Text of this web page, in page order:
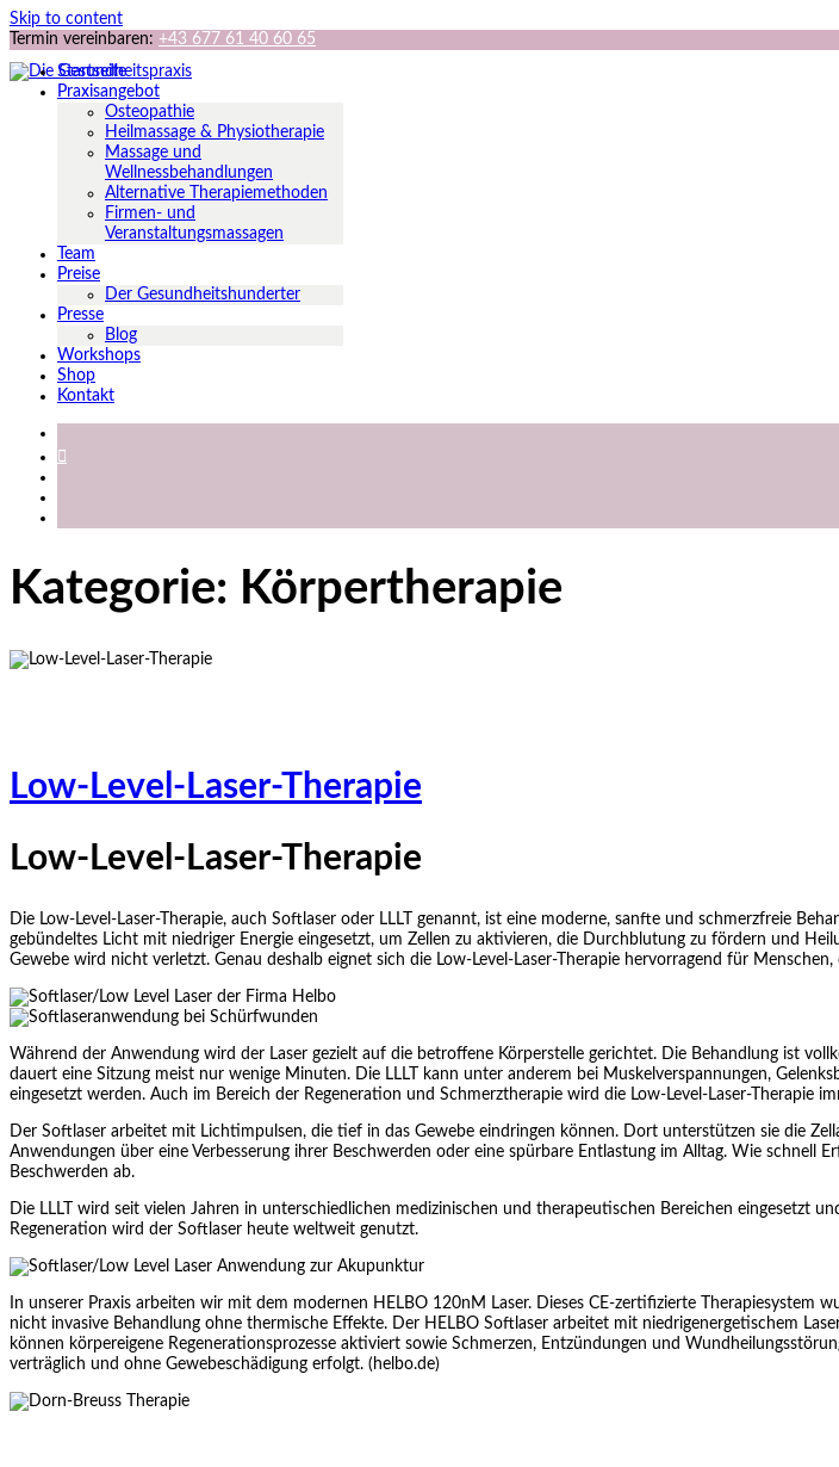
Skip to content
Termin vereinbaren: +43 677 61 40 60 65
Startseite
Praxisangebot
Osteopathie
Heilmassage & Physiotherapie
Massage und
Wellnessbehandlungen
Alternative Therapiemethoden
Firmen- und
Veranstaltungsmassagen
Team
Preise
Der Gesundheitshunderter
Presse
Blog
Workshops
Shop
Kontakt
Kategorie: Körpertherapie
Low-Level-Laser-Therapie
Low-Level-Laser-Therapie
Die Low-Level-Laser-Therapie, auch Softlaser oder LLLT genannt, ist eine moderne, sanfte und schmerzfreie
gebündeltes Licht mit niedriger Energie eingesetzt, um Zellen zu aktivieren, die Durchblutung zu fördern und
Gewebe wird nicht verletzt. Genau deshalb eignet sich die Low-Level-Laser-Therapie hervorragend für
Während der Anwendung wird der Laser gezielt auf die betroffene Körperstelle gerichtet. Die Behandlung ist
dauert eine Sitzung meist nur wenige Minuten. Die LLLT kann unter anderem bei Muskelverspannungen,
eingesetzt werden. Auch im Bereich der Regeneration und Schmerztherapie wird die Low-Level-Laser-Therapie
Der Softlaser arbeitet mit Lichtimpulsen, die tief in das Gewebe eindringen können. Dort unterstützen sie die
Anwendungen über eine Verbesserung ihrer Beschwerden oder eine spürbare Entlastung im Alltag. Wie
Beschwerden ab.
Die LLLT wird seit vielen Jahren in unterschiedlichen medizinischen und therapeutischen Bereichen eingesetzt
Regeneration wird der Softlaser heute weltweit genutzt.
In unserer Praxis arbeiten wir mit dem modernen HELBO 120nM Laser. Dieses CE-zertifizierte Therapiesystem
nicht invasive Behandlung ohne thermische Effekte. Der HELBO Softlaser arbeitet mit niedrigenergetischem
können körpereigene Regenerationsprozesse aktiviert sowie Schmerzen, Entzündungen und
verträglich und ohne Gewebeschädigung erfolgt. ( helbo.de)